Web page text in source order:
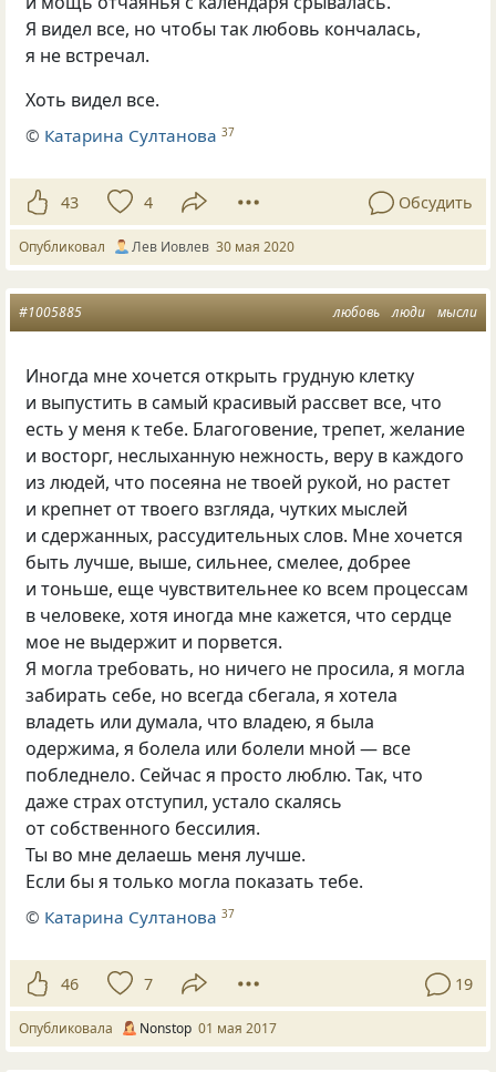
Я видел все, но чтобы так любовь кончалась,
я не встречал.
Хоть видел все.
© Катарина Султанова 37
43 4 Обсудить
Опубликовал Лев Иовлев 30 мая 2020
любовь люди мысли
#1005885
Иногда мне хочется открыть грудную клетку
и выпустить в самый красивый рассвет все, что
есть у меня к тебе. Благоговение, трепет, желание
и восторг, неслыханную нежность, веру в каждого
из людей, что посеяна не твоей рукой, но растет
и крепнет от твоего взгляда, чутких мыслей
и сдержанных, рассудительных слов. Мне хочется
быть лучше, выше, сильнее, смелее, добрее
и тоньше, еще чувствительнее ко всем процессам
в человеке, хотя иногда мне кажется, что сердце
мое не выдержит и порвется.
Я могла требовать, но ничего не просила, я могла
забирать себе, но всегда сбегала, я хотела
владеть или думала, что владею, я была
одержима, я болела или болели мной — все
побледнело. Сейчас я просто люблю. Так, что
даже страх отступил, устало скалясь
от собственного бессилия.
Ты во мне делаешь меня лучше.
Если бы я только могла показать тебе.
© Катарина Султанова 37
46 7 19
Опубликовала Nonstop 01 мая 2017